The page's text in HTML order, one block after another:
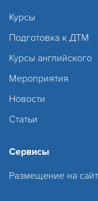
Курсы
Подготовка к ДТМ
Курсы английского
Мероприятия
Новости
Статьи
Сервисы
Размещение на